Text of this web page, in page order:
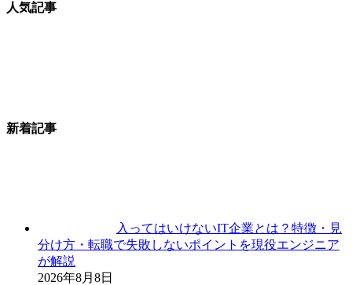
人気記事
新着記事
入ってはいけないIT企業とは？特徴・見
分け方・転職で失敗しないポイントを現役エンジニア
が解説
2026年8月8日